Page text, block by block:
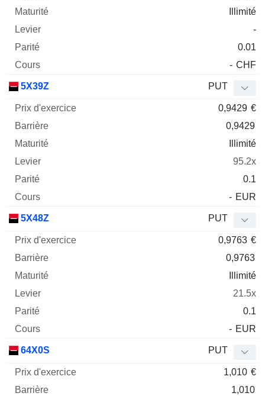
Illimité
-
0.01
- CHF
5X39Z PUT
0,9429 €
0,9429
Illimité
95.2x
0.1
- EUR
5X48Z PUT
0,9763 €
0,9763
Illimité
21.5x
0.1
- EUR
64X0S PUT
1,010 €
1,010